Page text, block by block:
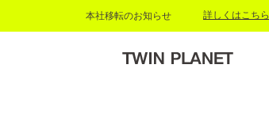
本社移転のお知らせ 詳しくはこちら